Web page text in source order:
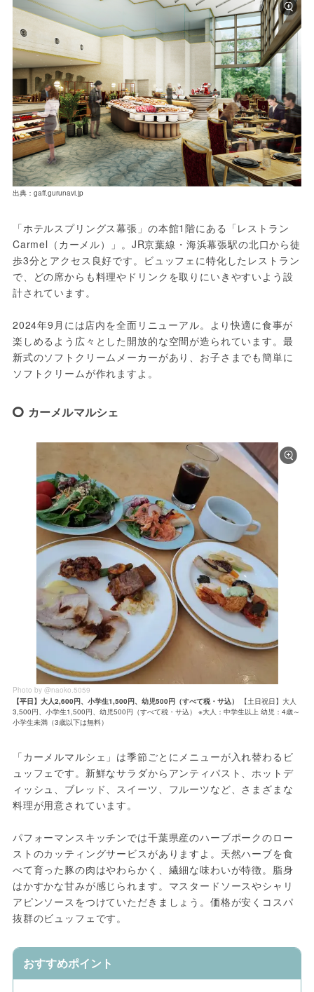
出典：gaff.gurunavi.jp
「ホテルスプリングス幕張」の本館1階にある「レストラン
Carmel（カーメル）」。JR京葉線・海浜幕張駅の北口から徒
歩3分とアクセス良好です。ビュッフェに特化したレストラン
で、どの席からも料理やドリンクを取りにいきやすいよう設
計されています。
2024年9月には店内を全面リニューアル。より快適に食事が
楽しめるよう広々とした開放的な空間が造られています。最
新式のソフトクリームメーカーがあり、お子さまでも簡単に
ソフトクリームが作れますよ。
カーメルマルシェ
Photo by @naoko.5059
【平日】大人2,600円、小学生1,500円、幼児500円（すべて税・サ込）
【土日祝日】大人
3,500円、小学生1,500円、幼児500円（すべて税・サ込） ※大人：中学生以上 幼児：4歳～
小学生未満（3歳以下は無料）
「カーメルマルシェ」は季節ごとにメニューが入れ替わるビ
ュッフェです。新鮮なサラダからアンティパスト、ホットデ
ィッシュ、ブレッド、スイーツ、フルーツなど、さまざまな
料理が用意されています。
パフォーマンスキッチンでは千葉県産のハーブポークのロー
ストのカッティングサービスがありますよ。天然ハーブを食
べて育った豚の肉はやわらかく、繊細な味わいが特徴。脂身
はかすかな甘みが感じられます。マスタードソースやシャリ
アピンソースをつけていただきましょう。価格が安くコスパ
抜群のビュッフェです。
おすすめポイント